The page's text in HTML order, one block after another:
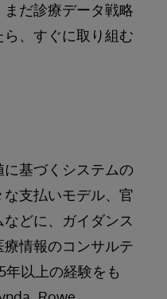
だ診療データ戦略
、すぐに取り組む
基づくシステムの
支払いモデル、官
どに、ガイダンス
情報のコンサルテ
年以上の経験をも